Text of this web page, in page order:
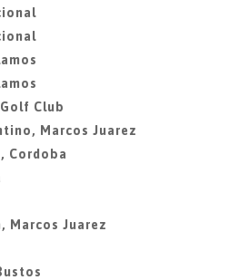
Club
Marcos Juarez
Cordoba
Marcos Juarez